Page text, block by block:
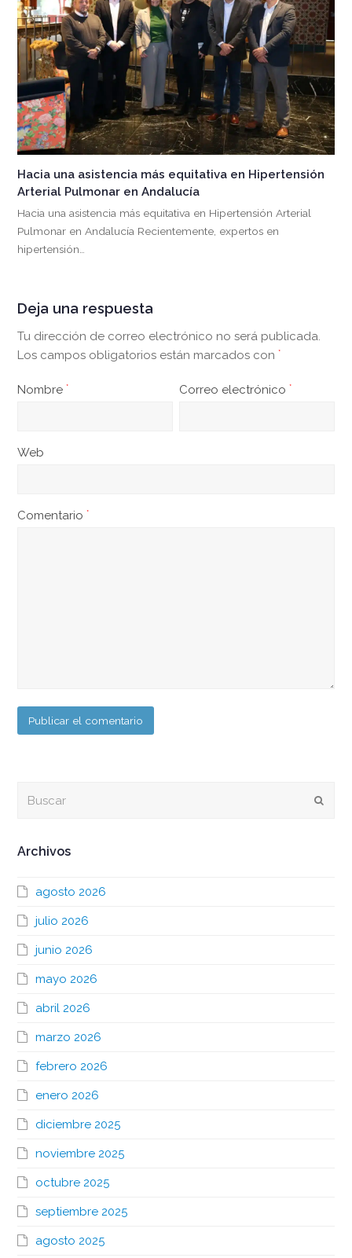
Hacia una asistencia más equitativa en Hipertensión
Arterial Pulmonar en Andalucía
Hacia una asistencia más equitativa en Hipertensión Arterial
Pulmonar en Andalucía Recientemente, expertos en
hipertensión…
Deja una respuesta
Tu dirección de correo electrónico no será publicada.
Los campos obligatorios están marcados con*
Nombre* Correo electrónico*
Web
Comentario*
Archivos
agosto 2026
julio 2026
junio 2026
mayo 2026
abril 2026
marzo 2026
febrero 2026
enero 2026
diciembre 2025
noviembre 2025
octubre 2025
septiembre 2025
agosto 2025